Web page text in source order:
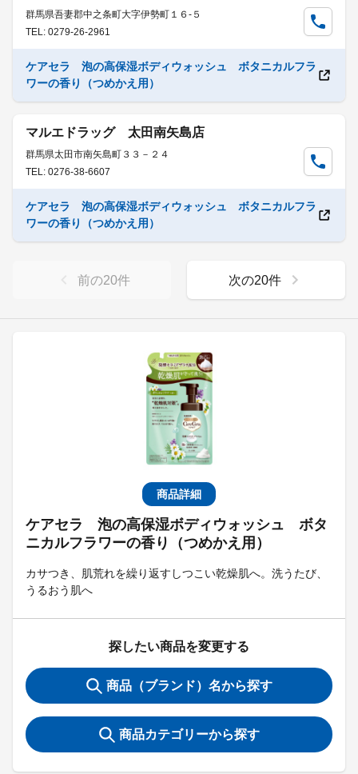
商品詳細
ケアセラ 泡の高保湿ボディウォッシュ ボタ
ニカルフラワーの香り（つめかえ用）
カサつき、肌荒れを繰り返すしつこい乾燥肌へ。洗うたび、
うるおう肌へ
探したい商品を変更する
商品（ブランド）名から探す
商品カテゴリーから探す
群馬県吾妻郡中之条町大字伊勢町１６-５
TEL: 0279-26-2961
ケアセラ 泡の高保湿ボディウォッシュ ボタニカルフラ
ワーの香り（つめかえ用）
マルエドラッグ 太田南矢島店
群馬県太田市南矢島町３３－２４
TEL: 0276-38-6607
ケアセラ 泡の高保湿ボディウォッシュ ボタニカルフラ
ワーの香り（つめかえ用）
前の20件 次の20件